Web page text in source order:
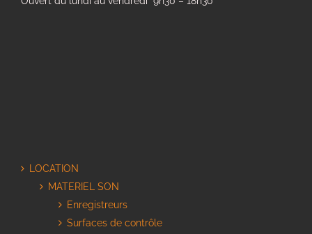
LOCATION
MATERIEL SON
Enregistreurs
Surfaces de contrôle